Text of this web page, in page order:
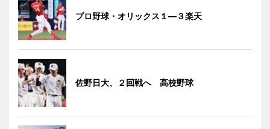
プロ野球・オリックス１―３楽天
佐野日大、２回戦へ 高校野球